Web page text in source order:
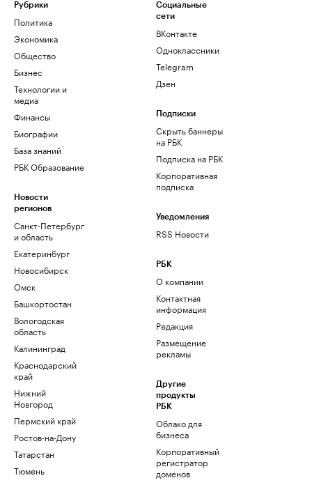
Рубрики
Политика
Экономика
Общество
Бизнес
Технологии и
медиа
Финансы
Биографии
База знаний
РБК Образование
Новости
регионов
Санкт-Петербург
и область
Екатеринбург
Новосибирск
Омск
Башкортостан
Вологодская
область
Калининград
Краснодарский
край
Нижний
Новгород
Пермский край
Ростов-на-Дону
Татарстан
Тюмень
Социальные
сети
ВКонтакте
Одноклассники
Telegram
Дзен
Подписки
Скрыть баннеры
на РБК
Подписка на РБК
Корпоративная
подписка
Уведомления
RSS Новости
РБК
О компании
Контактная
информация
Редакция
Размещение
рекламы
Другие
продукты
РБК
Облако для
бизнеса
Корпоративный
регистратор
доменов